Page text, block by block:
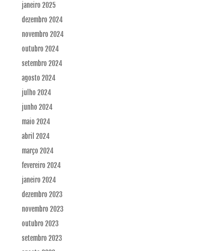
janeiro 2025
dezembro 2024
novembro 2024
outubro 2024
setembro 2024
agosto 2024
julho 2024
junho 2024
maio 2024
abril 2024
março 2024
fevereiro 2024
janeiro 2024
dezembro 2023
novembro 2023
outubro 2023
setembro 2023